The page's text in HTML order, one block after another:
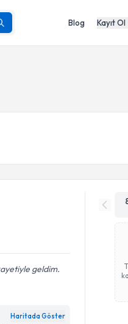
Blog Kayıt Ol
geldim.
Haritada Göster